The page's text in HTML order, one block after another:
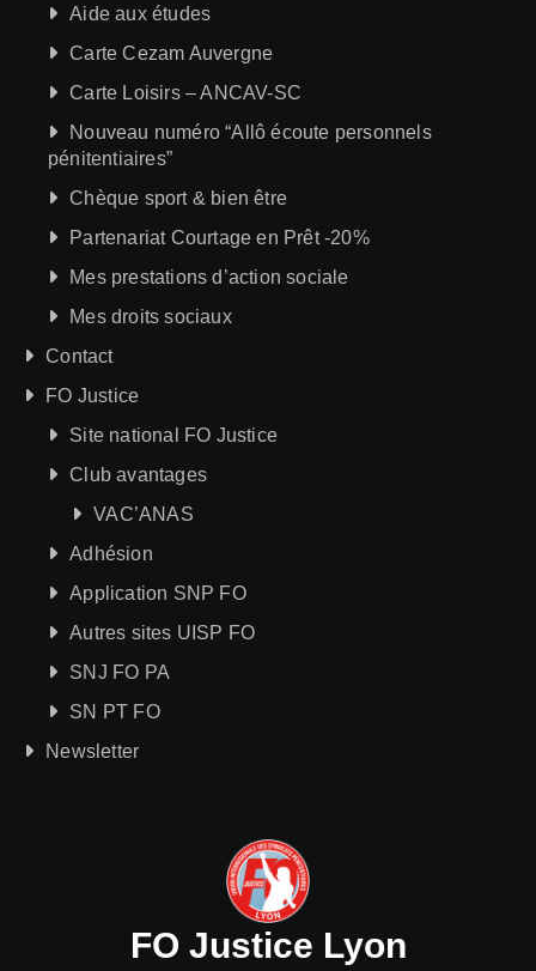
Aide aux études
Carte Cezam Auvergne
Carte Loisirs – ANCAV-SC
Nouveau numéro “Allô écoute personnels
pénitentiaires”
Chèque sport & bien être
Partenariat Courtage en Prêt -20%
Mes prestations d’action sociale
Mes droits sociaux
Contact
FO Justice
Site national FO Justice
Club avantages
VAC’ANAS
Adhésion
Application SNP FO
Autres sites UISP FO
SNJ FO PA
SN PT FO
Newsletter
FO Justice Lyon